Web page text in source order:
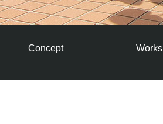
Concept Works